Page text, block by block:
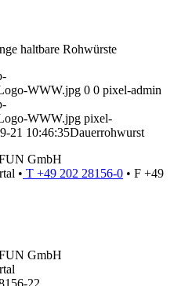
haltbare Rohwürste
WWW.jpg 0 0 pixel-admin
WWW.jpg pixel-
21 10:46:35Dauerrohwurst
GmbH
• T +49 202 28156-0 • F +49
GmbH
22